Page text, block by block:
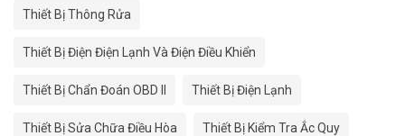
Thiết Bị Thông Rửa
Thiết Bị Điện Điện Lạnh Và Điện Điều Khiển
Thiết Bị Chẩn Đoán OBD II Thiết Bị Điện Lạnh
Thiết Bị Sửa Chữa Điều Hòa Thiết Bị Kiểm Tra Ắc Quy